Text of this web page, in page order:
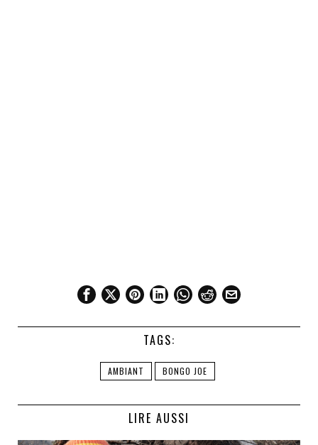
TAGS:
AMBIANT BONGO JOE
LIRE AUSSI